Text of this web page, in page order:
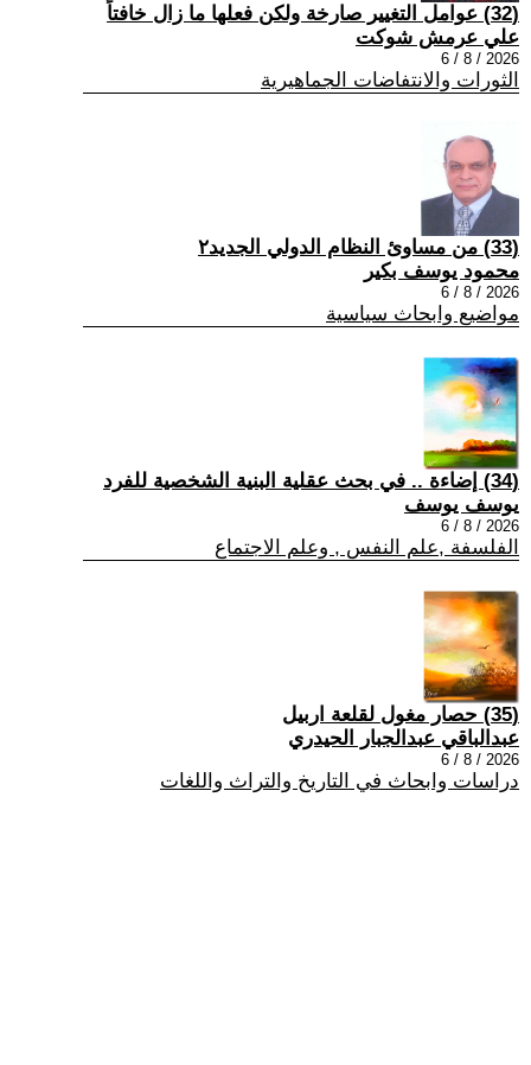
(32) عوامل التغيير صارخة ولكن فعلها ما زال خافتاً
علي عرمش شوكت
2026 / 8 / 6
الثورات والانتفاضات الجماهيرية
(33) من مساوئ النظام الدولي الجديد٢
محمود يوسف بكير
2026 / 8 / 6
مواضيع وابحاث سياسية
(34) إضاءة .. في بحث عقلية البنية الشخصية للفرد
يوسف يوسف
2026 / 8 / 6
الفلسفة ,علم النفس , وعلم الاجتماع
(35) حصار مغول لقلعة اربيل
عبدالباقي عبدالجبار الحيدري
2026 / 8 / 6
دراسات وابحاث في التاريخ والتراث واللغات